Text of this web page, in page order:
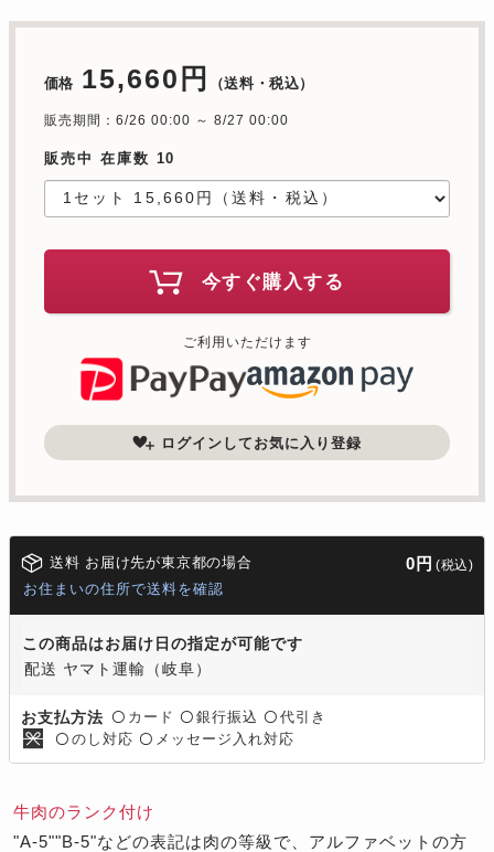
価格 15,660円 （送料・税込）
販売期間：6/26 00:00 ～ 8/27 00:00
販売中 在庫数 10
今すぐ購入する
ご利用いただけます
ログインしてお気に入り登録
送料 お届け先が東京都の場合 0円 (税込)
お住まいの住所で送料を確認
この商品はお届け日の指定が可能です
配送 ヤマト運輸（岐阜）
お支払方法 〇 カード 〇 銀行振込 〇 代引き
〇 のし対応 〇 メッセージ入れ対応
牛肉のランク付け
"A-5""B-5"などの表記は肉の等級で、アルファベットの方